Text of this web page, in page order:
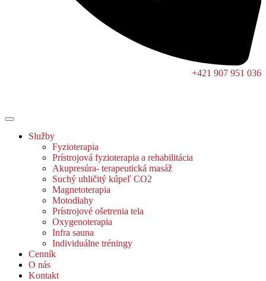
+421 907 951 036
Služby
Fyzioterapia
Prístrojová fyzioterapia a rehabilitácia
Akupresúra- terapeutická masáž
Suchý uhličitý kúpeľ CO2
Magnetoterapia
Motodlahy
Prístrojové ošetrenia tela
Oxygenoterapia
Infra sauna
Individuálne tréningy
Cenník
O nás
Kontakt